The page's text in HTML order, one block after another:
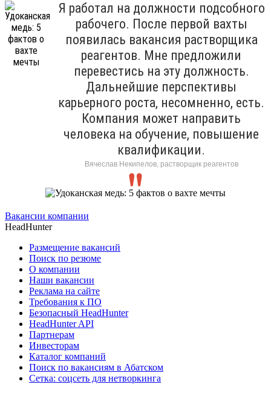
Я работал на должности подсобного
рабочего. После первой вахты
появилась вакансия растворщика
реагентов. Мне предложили
перевестись на эту должность.
Дальнейшие перспективы
карьерного роста, несомненно, есть.
Компания может направить
человека на обучение, повышение
квалификации.
Вячеслав Некипелов, растворщик реагентов
Вакансии компании
HeadHunter
Размещение вакансий
Поиск по резюме
О компании
Наши вакансии
Реклама на сайте
Требования к ПО
Безопасный HeadHunter
HeadHunter API
Партнерам
Инвесторам
Каталог компаний
Поиск по вакансиям в Абатском
Сетка: соцсеть для нетворкинга